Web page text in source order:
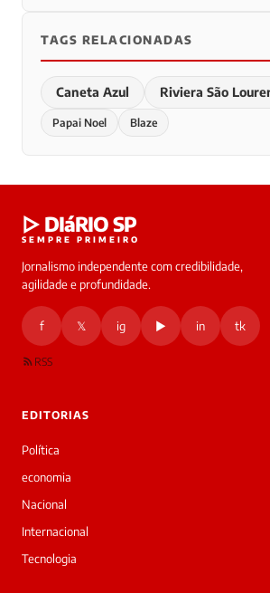
TAGS RELACIONADAS
Caneta Azul Riviera São
Papai Noel Blaze
▷ DIáRIO SP
SEMPRE PRIMEIRO
Jornalismo independente com credibilidade,
agilidade e profundidade.
f 𝕏 ig ▶ in tk
RSS
EDITORIAS
Política
economia
Nacional
Internacional
Tecnologia